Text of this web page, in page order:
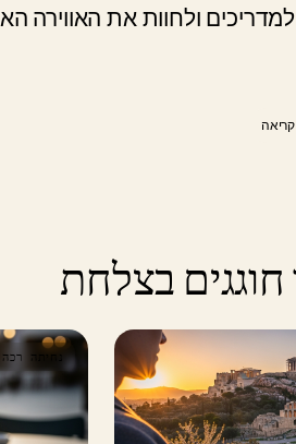
ולחוות את האווירה
בצלחת
נחיתה רכה